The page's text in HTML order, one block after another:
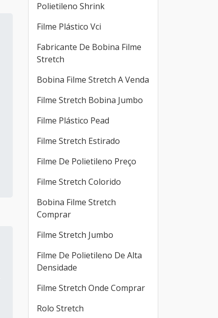
Polietileno Shrink
Filme Plástico Vci
Fabricante De Bobina Filme
Stretch
Bobina Filme Stretch A Venda
Filme Stretch Bobina Jumbo
Filme Plástico Pead
Filme Stretch Estirado
Filme De Polietileno Preço
Filme Stretch Colorido
Bobina Filme Stretch
Comprar
Filme Stretch Jumbo
Filme De Polietileno De Alta
Densidade
Filme Stretch Onde Comprar
Rolo Stretch